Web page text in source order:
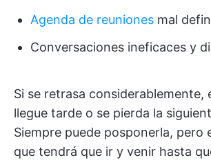
Agenda de reuniones mal
Conversaciones ineficaces y
Si se retrasa considerablemente,
llegue tarde o se pierda la
Siempre puede posponerla, pero
que tendrá que ir y venir hasta